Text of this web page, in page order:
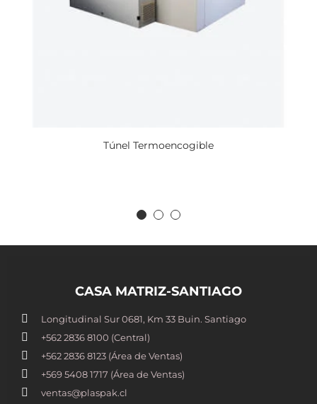
Túnel Termoencogible
CASA MATRIZ-SANTIAGO
Longitudinal Sur 0681, Km 33 Buin. Santiago
+562 2836 8100​ (Central)
+562 2836 8123 (Área de Ventas)
+569 5408 1717 (Área de Ventas)
ventas@plaspak.cl